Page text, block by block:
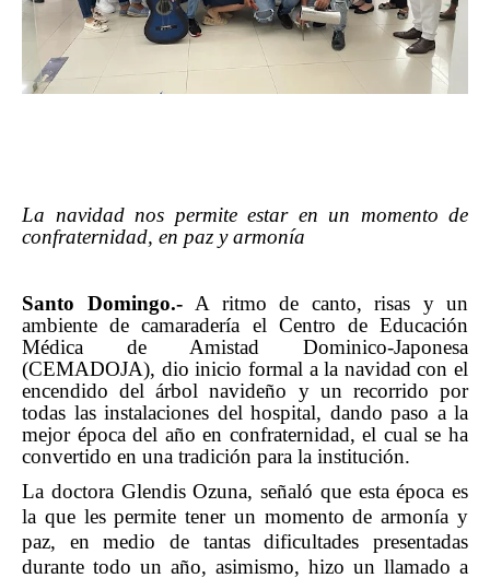
La navidad nos permite estar en un momento de
confraternidad, en paz y armonía
Santo Domingo.-A ritmo de canto, risas y un
ambiente de camaradería el Centro de Educación
Médica de Amistad Dominico-Japonesa
(CEMADOJA), dio inicio formal a la navidad con el
encendido del árbol navideño y un recorrido por
todas las instalaciones del hospital, dando paso a la
mejor época del año en confraternidad, el cual se ha
convertido en una tradición para la institución.
La doctora Glendis Ozuna, señaló que esta época es
la que les permite tener un momento de armonía y
paz, en medio de tantas dificultades presentadas
durante todo un año, asimismo, hizo un llamado a